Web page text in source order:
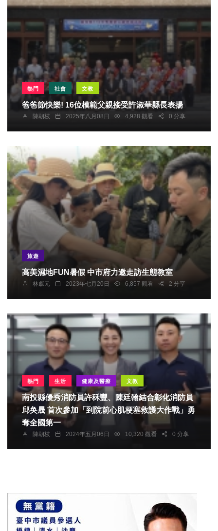
熱門 社會 文教
爸爸節快樂! 16位模範父親接受許淑華縣長表揚
陳朝枝 2025年八月08日 4,928 觀看 0 分享
旅遊
高美濕地FUN暑假 中市府力邀走訪生態教室
林獻元 2023年七月20日 6,857 觀看 2 分享
熱門 生活 健康及醫療 文教
南投縣優秀消防員許秝豐、陳廷翰結合彰化消防員
邱奂晟 首次參加「到院前心肌梗塞救護大作戰」勇
奪全國第一
陳朝枝 2024年五月06日 10,320 觀看 0 分享